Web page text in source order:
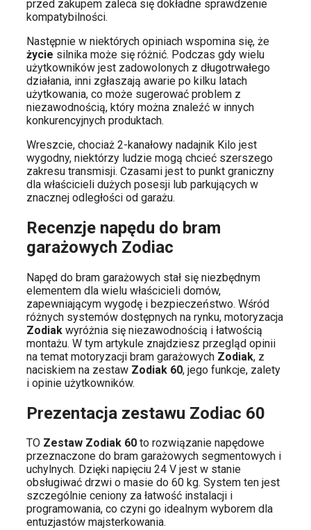
przed zakupem zaleca się dokładne sprawdzenie
kompatybilności.
Następnie w niektórych opiniach wspomina się, że
życie silnika może się różnić. Podczas gdy wielu
użytkowników jest zadowolonych z długotrwałego
działania, inni zgłaszają awarie po kilku latach
użytkowania, co może sugerować problem z
niezawodnością, który można znaleźć w innych
konkurencyjnych produktach.
Wreszcie, chociaż 2-kanałowy nadajnik Kilo jest
wygodny, niektórzy ludzie mogą chcieć szerszego
zakresu transmisji. Czasami jest to punkt graniczny
dla właścicieli dużych posesji lub parkujących w
znacznej odległości od garażu.
Recenzje napędu do bram
garażowych Zodiac
Napęd do bram garażowych stał się niezbędnym
elementem dla wielu właścicieli domów,
zapewniającym wygodę i bezpieczeństwo. Wśród
różnych systemów dostępnych na rynku, motoryzacja
Zodiak wyróżnia się niezawodnością i łatwością
montażu. W tym artykule znajdziesz przegląd opinii
na temat motoryzacji bram garażowych Zodiak, z
naciskiem na zestaw Zodiak 60, jego funkcje, zalety
i opinie użytkowników.
Prezentacja zestawu Zodiac 60
TO Zestaw Zodiak 60 to rozwiązanie napędowe
przeznaczone do bram garażowych segmentowych i
uchylnych. Dzięki napięciu 24 V jest w stanie
obsługiwać drzwi o masie do 60 kg. System ten jest
szczególnie ceniony za łatwość instalacji i
programowania, co czyni go idealnym wyborem dla
entuzjastów majsterkowania.